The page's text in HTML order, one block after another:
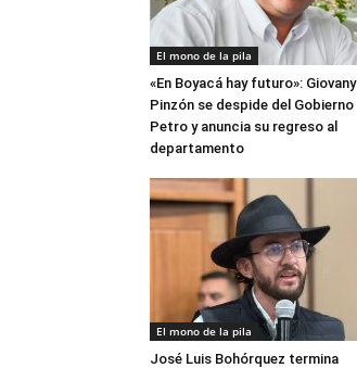
El mono de la pila
«En Boyacá hay futuro»: Giovany
Pinzón se despide del Gobierno
Petro y anuncia su regreso al
departamento
El mono de la pila
José Luis Bohórquez termina